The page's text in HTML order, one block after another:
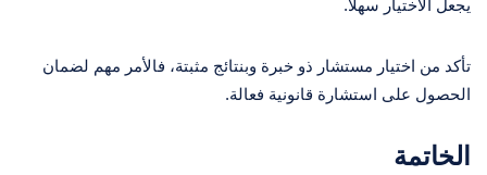
يجعل الاختيار سهلاً.
تأكد من اختيار مستشار ذو خبرة وبنتائج مثبتة، فالأمر مهم لضمان
الحصول على استشارة قانونية فعالة.
الخاتمة